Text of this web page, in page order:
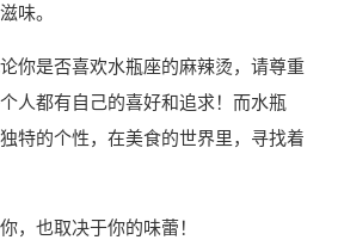
味。
你是否喜欢水瓶座的麻辣烫，请尊重
人都有自己的喜好和追求！而水瓶
特的个性，在美食的世界里，寻找着
，也取决于你的味蕾！